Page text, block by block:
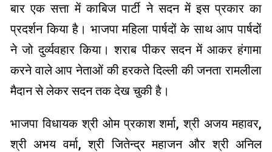
बार एक सत्ता में काबिज पार्टी ने सदन में इस प्रकार का
प्रदर्शन किया है। भाजपा महिला पार्षदों के साथ आप पार्षदों
ने जो दुर्व्यवहार किया। शराब पीकर सदन में आकर हंगामा
करने वाले आप नेताओं की हरकते दिल्ली की जनता रामलीला
मैदान से लेकर सदन तक देख चुकी है।
भाजपा विधायक श्री ओम प्रकाश शर्मा, श्री अजय महावर,
श्री अभय वर्मा, श्री जितेन्द्र महाजन और श्री अनिल